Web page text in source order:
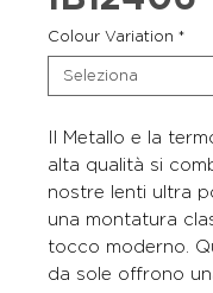
Colour Variation *
Il Metallo e la
alta qualità si
nostre lenti ultra
una montatura
tocco moderno.
da sole offrono